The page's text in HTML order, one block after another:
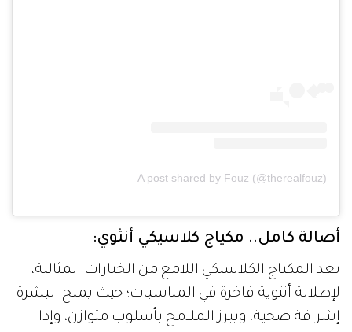
A post shared by Fouz (@therealfouz)
أصالة كامل.. مكياج كلاسيكي أنثوي:
يعد المكياج الكلاسيكي اللامع من الخيارات المثالية،
لإطلالة أنثوية فاخرة في المناسبات؛ حيث يمنح البشرة
إشراقة صحية، ويبرز الملامح بأسلوب متوازن، وإذا